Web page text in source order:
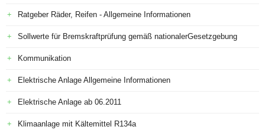
Ratgeber Räder, Reifen - Allgemeine Informationen
Sollwerte für Bremskraftprüfung gemäß nationalerGesetzgebung
Kommunikation
Elektrische Anlage Allgemeine Informationen
Elektrische Anlage ab 06.2011
Klimaanlage mit Kältemittel R134a